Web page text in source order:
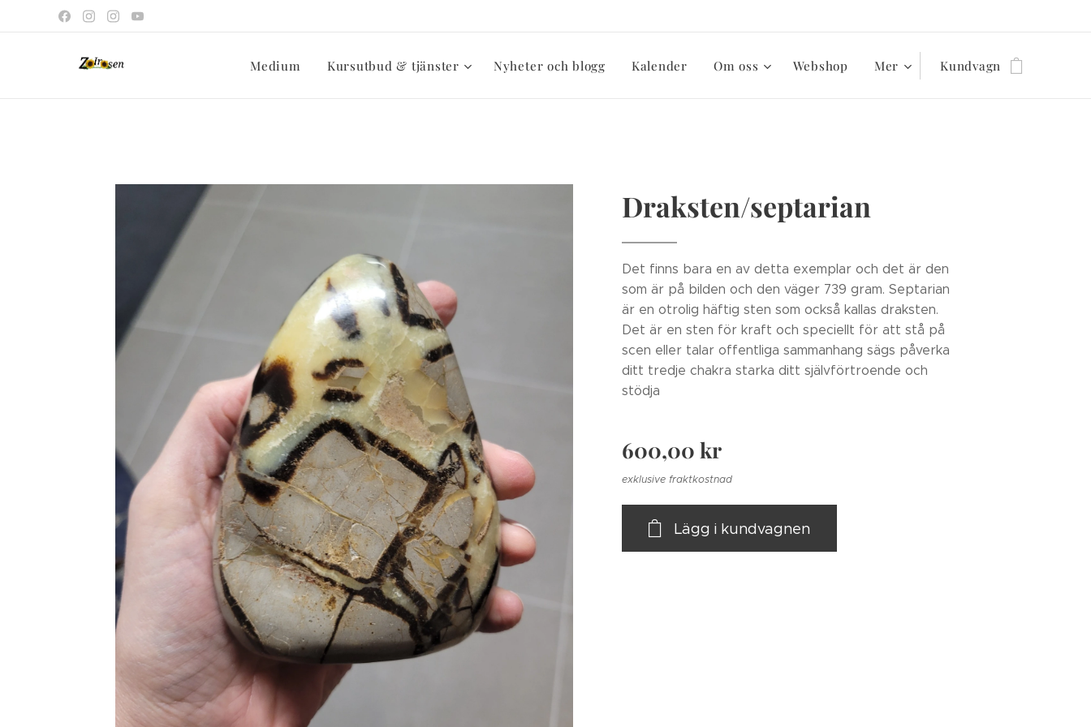
Medium Kursutbud & tjänster Nyheter och blogg Kalender Om oss Webshop Mer Kundvagn
Draksten/septarian
Det finns bara en av detta exemplar och det är den
som är på bilden och den väger 739 gram. Septarian
är en otrolig häftig sten som också kallas draksten.
Det är en sten för kraft och speciellt för att stå på
scen eller talar offentliga sammanhang sägs påverka
ditt tredje chakra starka ditt självförtroende och
stödja
600,00 kr
exklusive fraktkostnad
Lägg i kundvagnen